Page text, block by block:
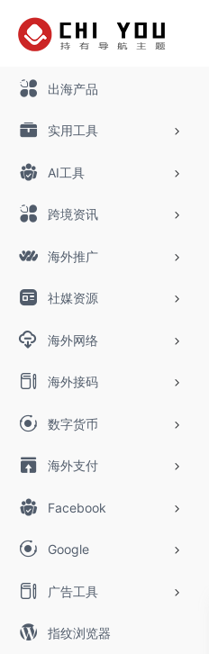
出海产品
实用工具
AI工具
跨境资讯
海外推广
社媒资源
海外网络
海外接码
数字货币
海外支付
Facebook
Google
广告工具
指纹浏览器